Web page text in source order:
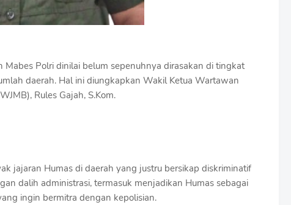
Mabes Polri dinilai belum sepenuhnya dirasakan di tingkat
daerah. Hal ini diungkapkan Wakil Ketua Wartawan
Rules Gajah, S.Kom.
jajaran Humas di daerah yang justru bersikap diskriminatif
dalih administrasi, termasuk menjadikan Humas sebagai
ingin bermitra dengan kepolisian.